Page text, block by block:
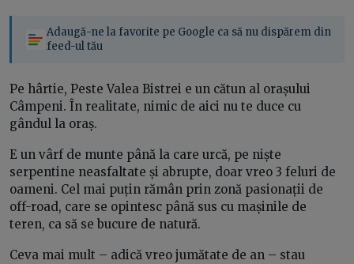
Adaugă-ne la favorite pe Google ca să nu dispărem din
feed-ul tău
Pe hârtie, Peste Valea Bistrei e un cătun al orașului
Câmpeni. În realitate, nimic de aici nu te duce cu
gândul la oraș.
E un vârf de munte până la care urcă, pe niște
serpentine neasfaltate și abrupte, doar vreo 3 feluri de
oameni. Cel mai puțin rămân prin zonă pasionații de
off-road, care se opintesc până sus cu mașinile de
teren, ca să se bucure de natură.
Ceva mai mult – adică vreo jumătate de an – stau